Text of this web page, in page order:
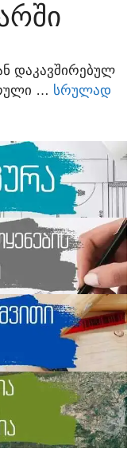
ᲓᲐᲙᲐᲕᲨᲘᲠᲔᲑᲣᲚ
… ᲡᲠᲣᲚᲐᲓ